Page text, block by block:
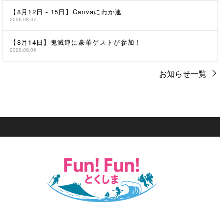
【8月12日～15日】Canvaにわか連
2026.08.07
【8月14日】鬼滅連に豪華ゲストが参加！
2026.08.06
お知らせ一覧